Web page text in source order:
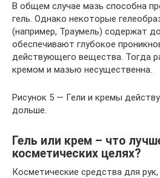
В общем случае мазь способна
гель. Однако некоторые
(например, Траумель) содержат
обеспечивают глубокое
действующего вещества. Тогда
кремом и мазью несущественна.
Рисунок 5 — Гели и кремы
дольше.
Гель или крем – что
косметических целях?
Косметические средства для